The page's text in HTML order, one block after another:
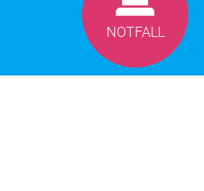
NOTFALL